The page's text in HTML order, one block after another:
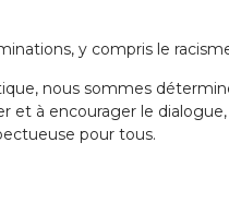
y compris le
nous sommes
et à encourager le
pour tous.